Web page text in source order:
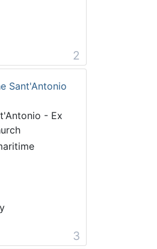
2
Sant'Antonio
- Ex
3